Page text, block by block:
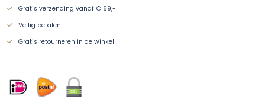
Gratis verzending vanaf € 69,-
Veilig betalen
Gratis retourneren in de winkel